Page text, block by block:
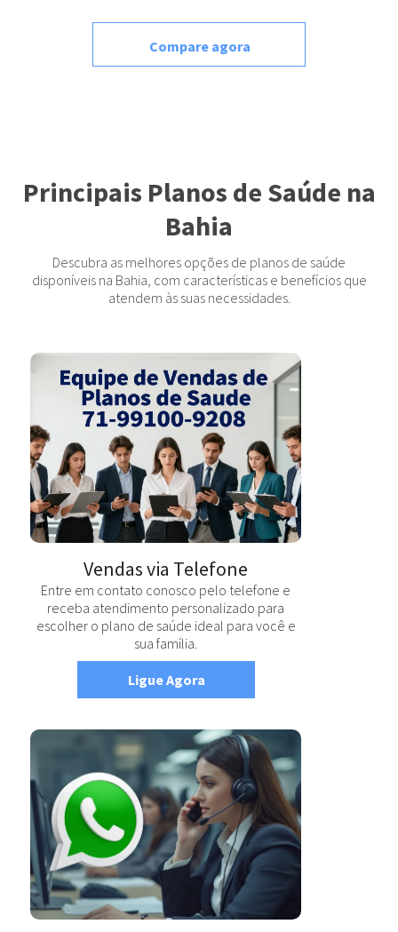
Compare agora
Principais Planos de Saúde na
Bahia
Descubra as melhores opções de planos de saúde
disponíveis na Bahia, com características e benefícios que
atendem às suas necessidades.
Vendas via Telefone
Entre em contato conosco pelo telefone e
receba atendimento personalizado para
escolher o plano de saúde ideal para você e
sua família.
Ligue Agora